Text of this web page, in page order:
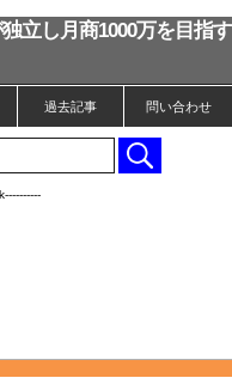
立し月商1000万を目指す
過去記事 問い合わせ